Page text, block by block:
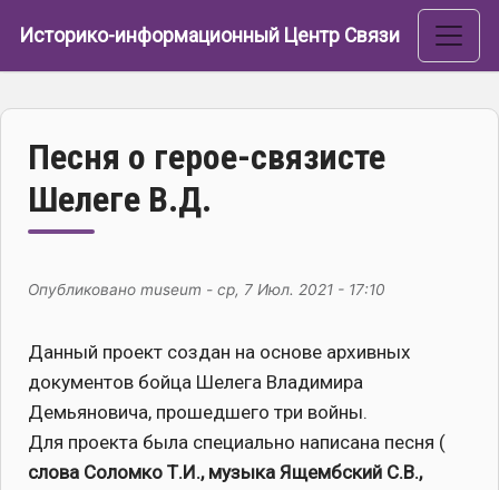
Историко-информационный Центр Связи
Песня о герое-связисте
Шелеге В.Д.
Опубликовано museum - ср, 7 Июл. 2021 - 17:10
Данный проект создан на основе архивных
документов бойца Шелега Владимира
Демьяновича, прошедшего три войны.
Для проекта была специально написана песня (
слова Соломко Т.И., музыка Ящембский С.В.,